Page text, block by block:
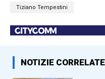
Tiziano Tempestini
NOTIZIE CORRELATE